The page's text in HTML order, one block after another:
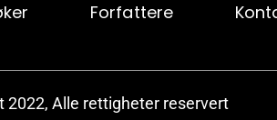
Forfattere
2022, Alle rettigheter reservert